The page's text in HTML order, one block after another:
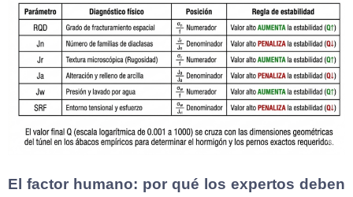
El factor humano: por qué los expertos deben